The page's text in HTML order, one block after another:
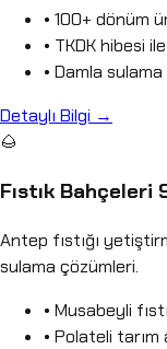
• 100+ dönüm
• TKDK hibesi
• Damla
Detaylı Bilgi →
🌰
Fıstık Bahçeleri
Antep fıstığı
sulama çözümleri.
• Musabeyli
• Polateli tarım